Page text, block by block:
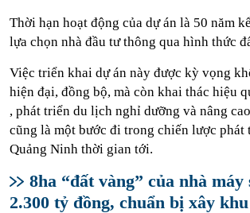
Thời hạn hoạt động của dự án là 50 năm
lựa chọn nhà đầu tư thông qua hình thức
Việc triển khai dự án này được kỳ vọng
hiện đại, đồng bộ, mà còn khai thác hiệu
, phát triển du lịch nghỉ dưỡng và nâng
cũng là một bước đi trong chiến lược
Quảng Ninh thời gian tới.
8ha “đất vàng” của nhà
2.300 tỷ đồng, chuẩn bị xây